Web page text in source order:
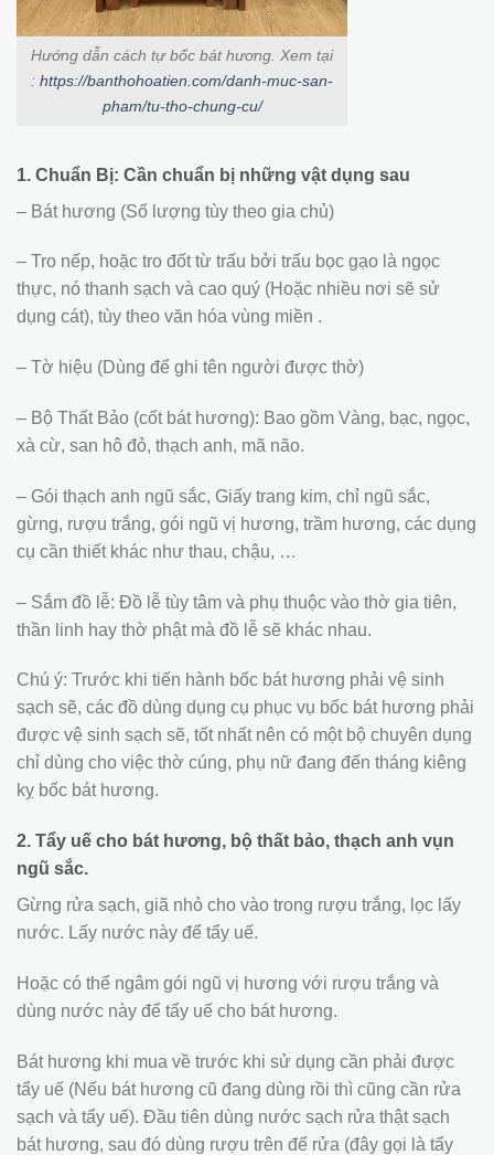
Hướng dẫn cách tự bốc bát hương. Xem tại
: https://banthohoatien.com/danh-muc-san-
pham/tu-tho-chung-cu/
1. Chuẩn Bị: Cần chuẩn bị những vật dụng sau
– Bát hương (Số lượng tùy theo gia chủ)
– Tro nếp, hoặc tro đốt từ trấu bởi trấu bọc gạo là ngọc
thực, nó thanh sạch và cao quý (Hoặc nhiều nơi sẽ sử
dụng cát), tùy theo văn hóa vùng miền .
– Tờ hiệu (Dùng để ghi tên người được thờ)
– Bộ Thất Bảo (cốt bát hương): Bao gồm Vàng, bạc, ngọc,
xà cừ, san hô đỏ, thạch anh, mã não.
– Gói thạch anh ngũ sắc, Giấy trang kim, chỉ ngũ sắc,
gừng, rượu trắng, gói ngũ vị hương, trầm hương, các dụng
cụ cần thiết khác như thau, chậu, …
– Sắm đồ lễ: Đồ lễ tùy tâm và phụ thuộc vào thờ gia tiên,
thần linh hay thờ phật mà đồ lễ sẽ khác nhau.
Chú ý: Trước khi tiến hành bốc bát hương phải vệ sinh
sạch sẽ, các đồ dùng dụng cụ phục vụ bốc bát hương phải
được vệ sinh sạch sẽ, tốt nhất nên có một bộ chuyên dụng
chỉ dùng cho việc thờ cúng, phụ nữ đang đến tháng kiêng
kỵ bốc bát hương.
2. Tẩy uế cho bát hương, bộ thất bảo, thạch anh vụn
ngũ sắc.
Gừng rửa sạch, giã nhỏ cho vào trong rượu trắng, lọc lấy
nước. Lấy nước này để tẩy uế.
Hoặc có thể ngâm gói ngũ vị hương với rượu trắng và
dùng nước này để tẩy uế cho bát hương.
Bát hương khi mua về trước khi sử dụng cần phải được
tẩy uế (Nếu bát hương cũ đang dùng rồi thì cũng cần rửa
sạch và tẩy uế). Đầu tiên dùng nước sạch rửa thật sạch
bát hương, sau đó dùng rượu trên để rửa (đây gọi là tẩy